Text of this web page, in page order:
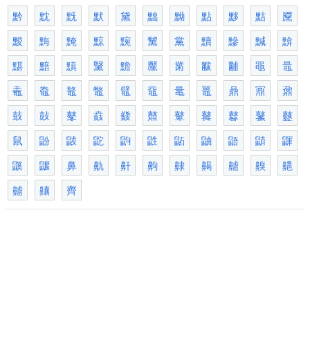
黔
黕 黖 默 黛 黜 黝 點 黟 黠
黡
黢
黣 黤 黥 黦 黧 黨 黷 黲 黬
黭
黮
黯 黰 黳 黵 黶 黹 黻 黼 黽
鼂
鼃
鼄 鼇 鼈 鼊 黿 鼌 鼉 鼎 鼏
鼐
鼓
鼔 鼕 鼖 鼗 鼘 鼙 鼚 鼛 鼜
鼟
鼠
鼢 鼥 鼧 鼩 鼪 鼫 鼬 鼯 鼱
鼲
鼷
鼴 鼻 鼽 鼾 齁 齂 齃 齇 齅
齆
齇
齉 齊